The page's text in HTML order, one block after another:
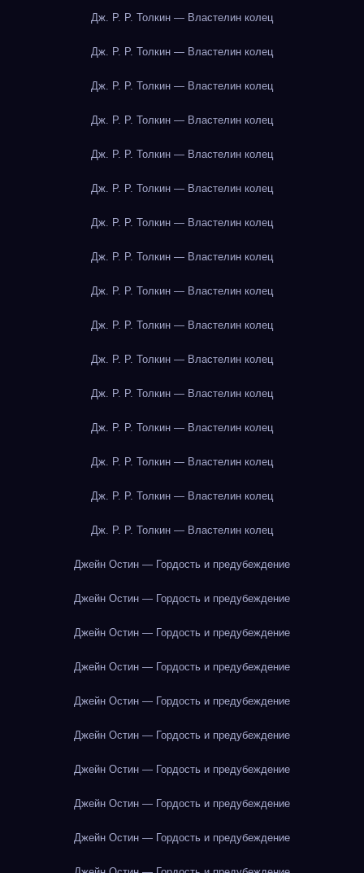
Дж. Р. Р. Толкин — Властелин колец
Дж. Р. Р. Толкин — Властелин колец
Дж. Р. Р. Толкин — Властелин колец
Дж. Р. Р. Толкин — Властелин колец
Дж. Р. Р. Толкин — Властелин колец
Дж. Р. Р. Толкин — Властелин колец
Дж. Р. Р. Толкин — Властелин колец
Дж. Р. Р. Толкин — Властелин колец
Дж. Р. Р. Толкин — Властелин колец
Дж. Р. Р. Толкин — Властелин колец
Дж. Р. Р. Толкин — Властелин колец
Дж. Р. Р. Толкин — Властелин колец
Дж. Р. Р. Толкин — Властелин колец
Дж. Р. Р. Толкин — Властелин колец
Дж. Р. Р. Толкин — Властелин колец
Дж. Р. Р. Толкин — Властелин колец
Джейн Остин — Гордость и предубеждение
Джейн Остин — Гордость и предубеждение
Джейн Остин — Гордость и предубеждение
Джейн Остин — Гордость и предубеждение
Джейн Остин — Гордость и предубеждение
Джейн Остин — Гордость и предубеждение
Джейн Остин — Гордость и предубеждение
Джейн Остин — Гордость и предубеждение
Джейн Остин — Гордость и предубеждение